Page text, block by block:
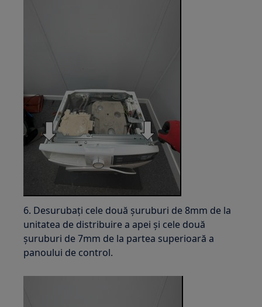
6. Desurubați cele două șuruburi de 8mm de la
unitatea de distribuire a apei și cele două
șuruburi de 7mm de la partea superioară a
panoului de control.